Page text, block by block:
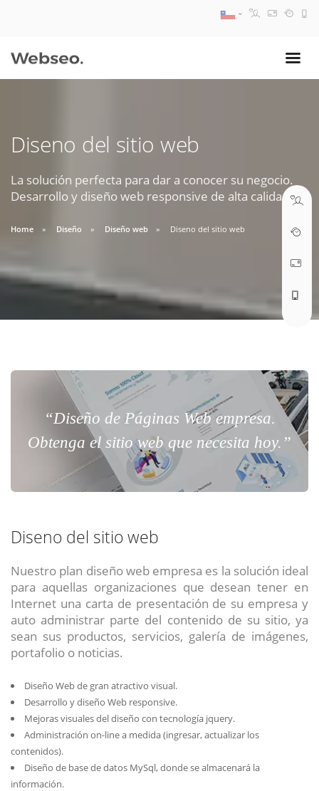
Diseno del sitio web
La solución perfecta para dar a conocer su negocio.
Desarrollo y diseño web responsive de alta calidad.
Home Diseño Diseño web Diseno del sitio web
“Diseño de Páginas Web empresa.
Obtenga el sitio web que necesita hoy.”
Diseno del sitio web
Nuestro plan diseño web empresa es la solución ideal
para aquellas organizaciones que desean tener en
Internet una carta de presentación de su empresa y
auto administrar parte del contenido de su sitio, ya
sean sus productos, servicios, galería de imágenes,
portafolio o noticias.
Diseño Web de gran atractivo visual.
Desarrollo y diseño Web responsive.
Mejoras visuales del diseño con tecnología jquery.
Administración on-line a medida (ingresar, actualizar los
contenidos).
Diseño de base de datos MySql, donde se almacenará la
información.
09:30 AM A 18:30 PM
soporte@webseo.cl